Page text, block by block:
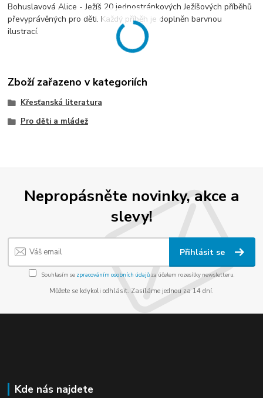
Bohuslavová Alice - Ježíš 20 jednostránkových Ježíšových příběhů
převyprávěných pro děti. Každý příběh je doplněn barvnou
ilustrací.
Zboží zařazeno v kategoriích
Křesťanská literatura
Pro děti a mládež
Nepropásněte novinky, akce a
slevy!
Přihlásit se
Souhlasím se zpracováním osobních údajůza účelem rozesílky newsletteru.
Můžete se kdykoli odhlásit. Zasíláme jednou za 14 dní.
Kde nás najdete